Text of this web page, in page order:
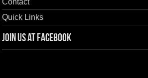
Contact
Quick Links
Join us at Facebook